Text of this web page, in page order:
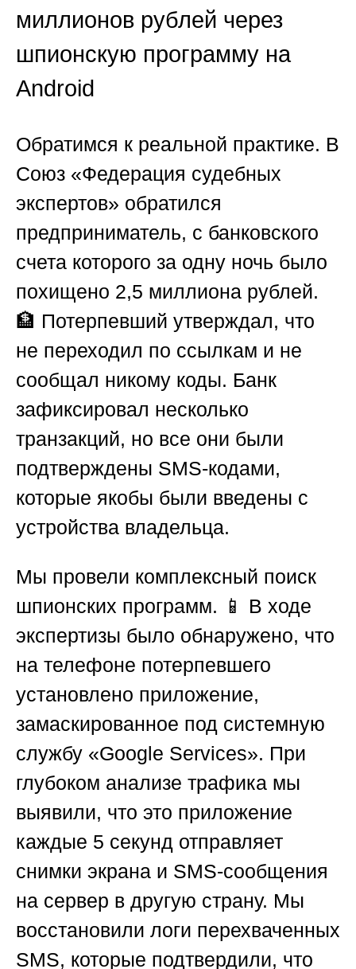
миллионов рублей через
шпионскую программу на
Android
Обратимся к реальной практике. В
Союз «Федерация судебных
экспертов» обратился
предприниматель, с банковского
счета которого за одну ночь было
похищено 2,5 миллиона рублей.
🏦 Потерпевший утверждал, что
не переходил по ссылкам и не
сообщал никому коды. Банк
зафиксировал несколько
транзакций, но все они были
подтверждены SMS-кодами,
которые якобы были введены с
устройства владельца.
Мы провели комплексный поиск
шпионских программ. 📱 В ходе
экспертизы было обнаружено, что
на телефоне потерпевшего
установлено приложение,
замаскированное под системную
службу «Google Services». При
глубоком анализе трафика мы
выявили, что это приложение
каждые 5 секунд отправляет
снимки экрана и SMS-сообщения
на сервер в другую страну. Мы
восстановили логи перехваченных
SMS, которые подтвердили, что